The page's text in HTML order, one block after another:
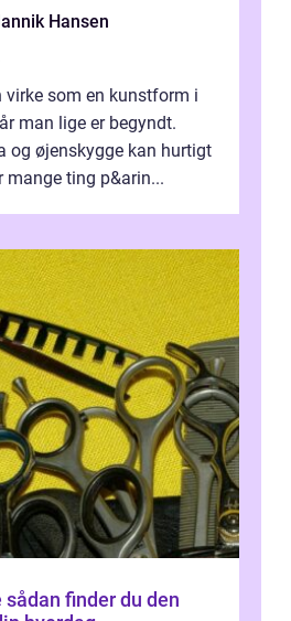
Hansen
som en kunstform i
man lige er begyndt.
og øjenskygge kan hurtigt
ting p&arin...